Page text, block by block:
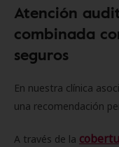
Atención
combinada
seguros
En nuestra clínica
una recomendación
A través de la